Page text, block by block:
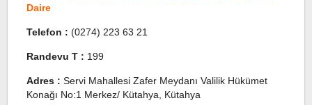
Daire
Telefon : (0274) 223 63 21
Randevu T : 199
Adres : Servi Mahallesi Zafer Meydanı Valilik Hükümet
Konağı No:1 Merkez/ Kütahya, Kütahya